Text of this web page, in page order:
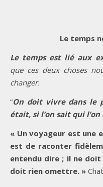
Le temps
Le temps est lié aux
que ces deux choses
changer.
“On doit vivre dans le
était, si l’on sait qui
« Un voyageur est une
est de raconter
entendu dire ; il ne
doit rien omettre. »